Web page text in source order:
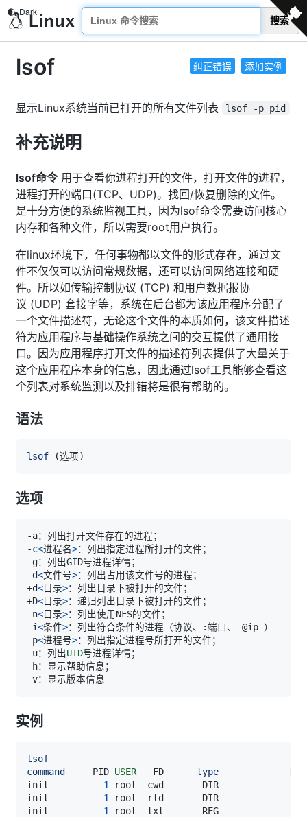
搜索
纠正错误 添加实例
lsof
显示Linux系统当前已打开的所有文件列表 lsof -p pid
补充说明
lsof命令用于查看你进程打开的文件，打开文件的进程，
进程打开的端口(TCP、UDP)。找回/恢复删除的文件。
是十分方便的系统监视工具，因为lsof命令需要访问核心
内存和各种文件，所以需要root用户执行。
在linux环境下，任何事物都以文件的形式存在，通过文
件不仅仅可以访问常规数据，还可以访问网络连接和硬
件。所以如传输控制协议 (TCP) 和用户数据报协
议 (UDP) 套接字等，系统在后台都为该应用程序分配了
一个文件描述符，无论这个文件的本质如何，该文件描述
符为应用程序与基础操作系统之间的交互提供了通用接
口。因为应用程序打开文件的描述符列表提供了大量关于
这个应用程序本身的信息，因此通过lsof工具能够查看这
个列表对系统监测以及排错将是很有帮助的。
语法
lsof (选项)
选项
-c<进程名>
-d<文件号>
+d<目录>
+D<目录>
-n<目录>
-i<条件>
-p<进程号>
-u：列出UID
实例
lsof
command
     PID
USER
   FD
type
init 1 root  cwd       DIR
init 1 root  rtd       DIR
init 1 root  txt       REG